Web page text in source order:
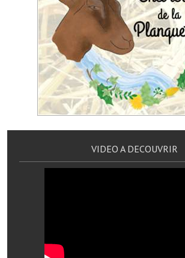
Commerces et professions libérales
Exploitants agricoles
Artisans
Agents immobiliers
Réserver une salle
Maison des services et des associations
La société musicale de l'Avenir Fressinois
VIDEO A DECOUVRIR